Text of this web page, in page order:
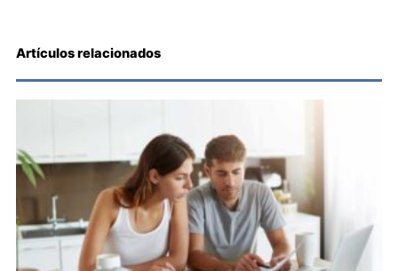
Artículos relacionados